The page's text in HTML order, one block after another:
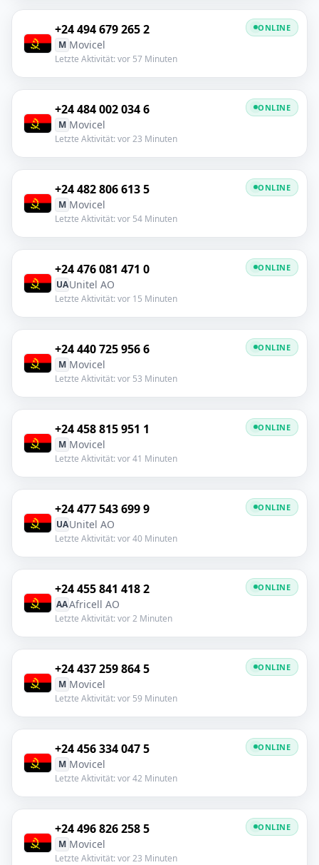
+24 494 679 265 2
M Movicel
Letzte Aktivität: vor 57 Minuten
ONLINE
+24 484 002 034 6
M Movicel
Letzte Aktivität: vor 23 Minuten
ONLINE
+24 482 806 613 5
M Movicel
Letzte Aktivität: vor 54 Minuten
ONLINE
+24 476 081 471 0
UAUnitel AO
Letzte Aktivität: vor 15 Minuten
ONLINE
+24 440 725 956 6
M Movicel
Letzte Aktivität: vor 53 Minuten
ONLINE
+24 458 815 951 1
M Movicel
Letzte Aktivität: vor 41 Minuten
ONLINE
+24 477 543 699 9
UAUnitel AO
Letzte Aktivität: vor 40 Minuten
ONLINE
+24 455 841 418 2
AAAfricell AO
Letzte Aktivität: vor 2 Minuten
ONLINE
+24 437 259 864 5
M Movicel
Letzte Aktivität: vor 59 Minuten
ONLINE
+24 456 334 047 5
M Movicel
Letzte Aktivität: vor 42 Minuten
ONLINE
+24 496 826 258 5
M Movicel
Letzte Aktivität: vor 23 Minuten
ONLINE